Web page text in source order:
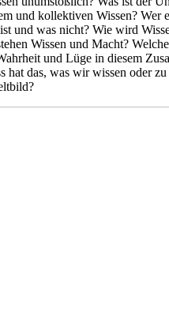
und kollektiven Wissen? Wer
und was nicht? Wie wird
Wissen und Macht?
und Lüge in diesem
hat das, was wir wissen oder zu